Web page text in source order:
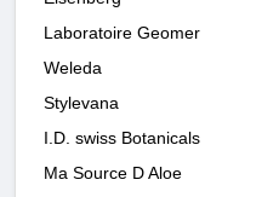
Laboratoire Geomer
Weleda
Stylevana
I.D. swiss Botanicals
Ma Source D Aloe